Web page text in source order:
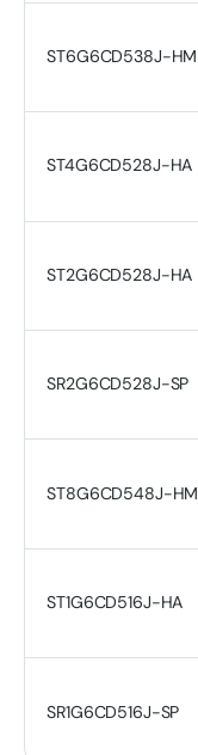
ST6G6CD538J-HM
ST4G6CD528J-HA
ST2G6CD528J-HA
SR2G6CD528J-SP
ST8G6CD548J-HM
ST1G6CD516J-HA
SR1G6CD516J-SP